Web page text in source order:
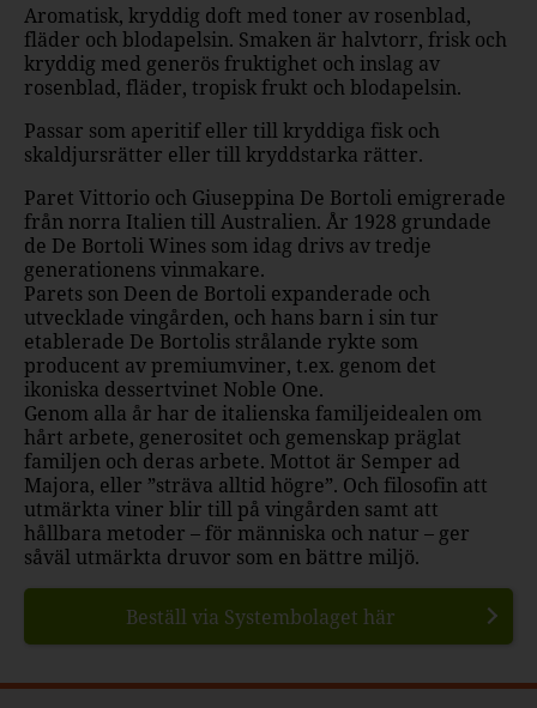
Aromatisk, kryddig doft med toner av rosenblad,
fläder och blodapelsin. Smaken är halvtorr, frisk och
kryddig med generös fruktighet och inslag av
rosenblad, fläder, tropisk frukt och blodapelsin.
Passar som aperitif eller till kryddiga fisk och
skaldjursrätter eller till kryddstarka rätter.
Paret Vittorio och Giuseppina De Bortoli emigrerade
från norra Italien till Australien. År 1928 grundade
de De Bortoli Wines som idag drivs av tredje
generationens vinmakare.
Parets son Deen de Bortoli expanderade och
utvecklade vingården, och hans barn i sin tur
etablerade De Bortolis strålande rykte som
producent av premiumviner, t.ex. genom det
ikoniska dessertvinet Noble One.
Genom alla år har de italienska familjeidealen om
hårt arbete, generositet och gemenskap präglat
familjen och deras arbete. Mottot är Semper ad
Majora, eller ”sträva alltid högre”. Och filosofin att
utmärkta viner blir till på vingården samt att
hållbara metoder – för människa och natur – ger
såväl utmärkta druvor som en bättre miljö.
Beställ via Systembolaget här